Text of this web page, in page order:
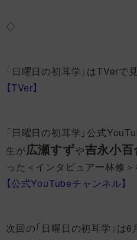
◇
「日曜日の初耳学」はTVerで
【TVer】
「日曜日の初耳学」公式
生が広瀬すずや吉永小百
った＜インタビュアー林修
【公式YouTubeチャンネル】
次回の「日曜日の初耳学」は